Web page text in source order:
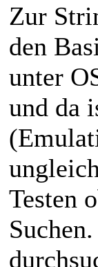
Zur
den
unter
und da
Testen